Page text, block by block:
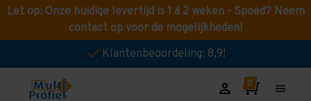
Let op: Onze huidige levertijd is 1 á 2 weken - Spoed? Neem
contact op voor de mogelijkheden!
Klantenbeoordeling: 8,9!